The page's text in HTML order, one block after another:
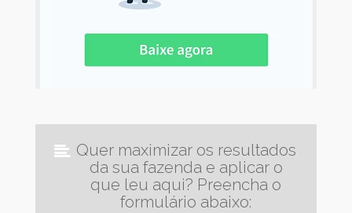
Quer maximizar os resultados
da sua fazenda e aplicar o
que leu aqui? Preencha o
formulário abaixo: